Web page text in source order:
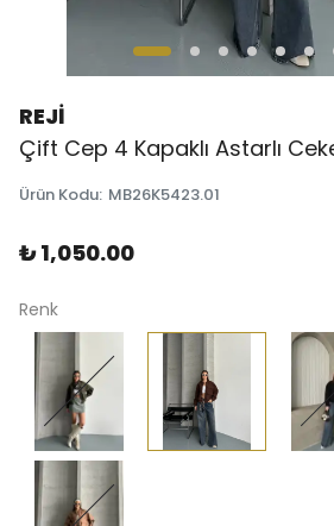
REJİ
Çift Cep 4 Kapaklı Astarlı
Ürün Kodu: MB26K5423.01
₺ 1,050.00
Renk